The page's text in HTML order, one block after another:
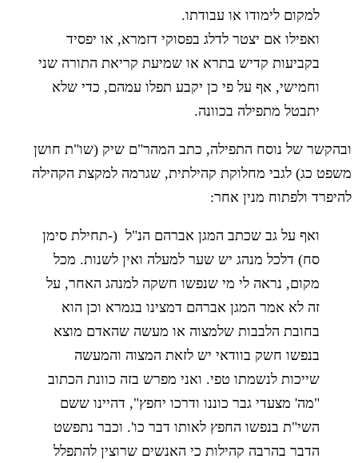
למקום לימודו או עבודתו.
ואפילו אם יצטר לדלג בפסוקי דזמרא, או יפסיד
בקביעות קדיש בתרא או שמיעת קריאת התורה שני
וחמישי, אף על פי כן יקבע תפלו עמהם, כדי שלא
יתבטל מתפילה בכוונה.
ובהקשר של נוסח התפילה, כתב המהר"ם שיק (שו"ת חושן
משפט כג) לגבי מחלוקת קהילתית, שגרמה למקצת הקהילה
להיפרד ולפתוח מנין אחר:
ואף על גב שכתב המגן אברהם הנ"ל (-תחילת סימן
סח) דלכל מנהג יש שער למעלה ואין לשנות. מכל
מקום, נראה לי מי שנפשו חשקה למנהג האחר, על
זה לא אמר המגן אברהם דמצינו בגמרא וכן הוא
בחובת הלבבות שלמצוה או מעשה שהאדם מוצא
בנפשו חשק בוודאי יש לזאת המצוה והמעשה
שייכות לנשמתו טפי. ואני מפרש בזה כוונת הכתוב
"מה' מצעדי גבר כוננו ודרכו יחפץ", דהיינו ששם
השי"ת בנפשו החפץ לאותו דבר כו'. וכבר נתפשט
הדבר בהרבה קהילות כי האנשים שרוצין להתפלל